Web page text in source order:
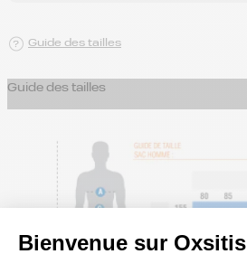
Bienvenue sur Oxsitis
Guide des tailles
Guide des tailles